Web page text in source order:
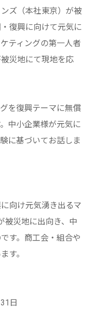
ズ（本社東京）が被
復興に向けて元気に
ティングの第一人者
災地にて現地を応
を復興テーマに無償
中小企業様が元気に
に基づいてお話しま
向け元気湧き出るマ
被災地に出向き、中
す。商工会・組合や
す。
日